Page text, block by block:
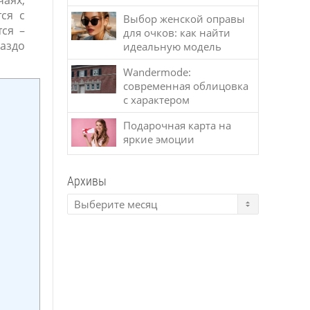
с
–
Выбор женской оправы
для очков: как найти
идеальную модель
Wandermode:
современная облицовка
с характером
Подарочная карта на
яркие эмоции
Архивы